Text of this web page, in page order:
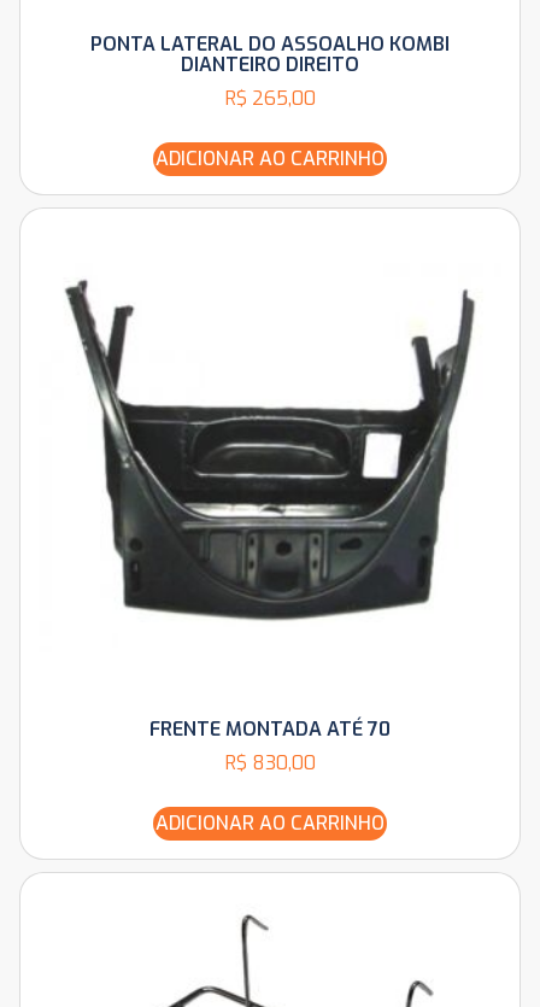
PONTA LATERAL DO ASSOALHO KOMBI
DIANTEIRO DIREITO
R$ 265,00
ADICIONAR AO CARRINHO
FRENTE MONTADA ATÉ 70
R$ 830,00
ADICIONAR AO CARRINHO